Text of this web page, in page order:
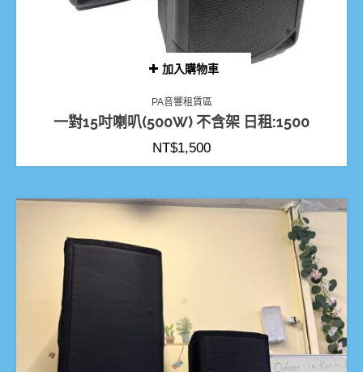
加入購物車
PA音響租賃區
一對15吋喇叭(500W) 不含架 日租:1500
NT$1,500